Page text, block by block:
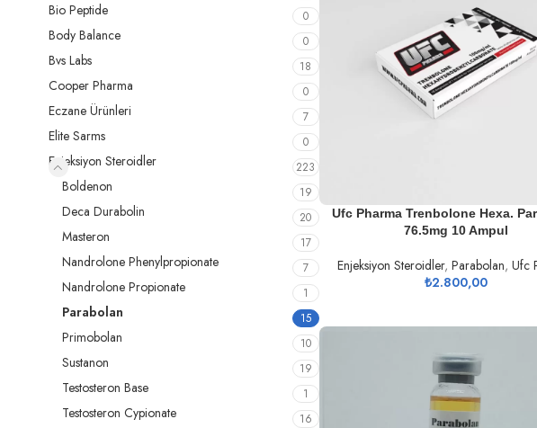
Bio Peptide 0
Body Balance 0
Bvs Labs 18
Cooper Pharma 0
Eczane Ürünleri 7
Elite Sarms 0
Enjeksiyon Steroidler 223
Boldenon 19
Deca Durabolin 20
Masteron 17
Nandrolone Phenylpropionate 7
Nandrolone Propionate 1
Parabolan 15
Primobolan 10
Sustanon 19
Testosteron Base 1
Testosteron Cypionate 16
SEPETE EKLE
Ufc Pharma Trenbolone Hexa.
76.5mg 10 Ampul
Enjeksiyon Steroidler,Parabolan,Ufc
₺2.800,00